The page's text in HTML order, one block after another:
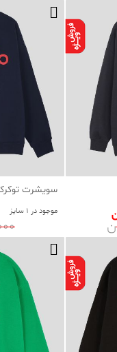
سویشرت
موجود در 1 سایز